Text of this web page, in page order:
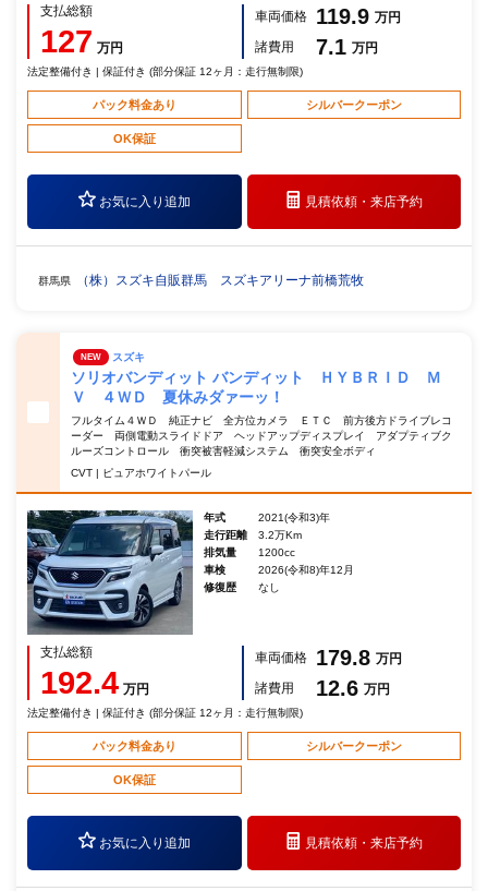
支払総額
127 万円
車両価格 119.9 万円
諸費用
7.1 万円
法定整備付き | 保証付き (部分保証 12ヶ月：走行無制限)
パック料金あり シルバークーポン
OK保証
お気に入り追加 見積依頼・来店予約
群馬県 （株）スズキ自販群馬 スズキアリーナ前橋荒牧
NEW スズキ
ソリオバンディット バンディット ＨＹＢＲＩＤ Ｍ
Ｖ ４ＷＤ 夏休みダァーッ！
フルタイム４ＷＤ 純正ナビ 全方位カメラ ＥＴＣ 前方後方ドライブレコ
ーダー 両側電動スライドドア ヘッドアップディスプレイ アダプティブク
ルーズコントロール 衝突被害軽減システム 衝突安全ボディ
CVT | ピュアホワイトパール
年式
2021(令和3)年
走行距離
3.2万Km
排気量
1200cc
車検
2026(令和8)年12月
修復歴
なし
支払総額
192.4 万円
車両価格 179.8 万円
諸費用
12.6 万円
法定整備付き | 保証付き (部分保証 12ヶ月：走行無制限)
パック料金あり シルバークーポン
OK保証
お気に入り追加 見積依頼・来店予約